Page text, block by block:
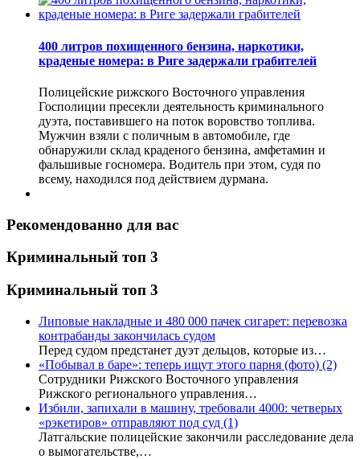
400 литров похищенного бензина, наркотики,
краденые номера: в Риге задержали грабителей
Полицейские рижского Восточного управления
Госполиции пресекли деятельность криминального
дуэта, поставившего на поток воровство топлива.
Мужчин взяли с поличным в автомобиле, где
обнаружили склад краденого бензина, амфетамин и
фальшивые госномера. Водитель при этом, судя по
всему, находился под действием дурмана.
Рекомендованно для вас
Криминальный топ 3
Криминальный топ 3
Липовые накладные и 480 000 пачек сигарет: перевозка
контрабанды закончилась судом
Перед судом предстанет дуэт дельцов, которые из…
«Побывал в баре»: теперь ищут этого парня (фото) (2)
Сотрудники Рижского Восточного управления
Рижского регионального управления…
Избили, запихали в машину, требовали 4000: четверых
«рэкетиров» отправляют под суд (1)
Латгальские полицейские закончили расследование дела
о вымогательстве,…